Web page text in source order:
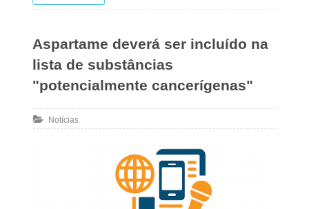
Aspartame deverá ser incluído na
lista de substâncias
"potencialmente cancerígenas"
Notícias